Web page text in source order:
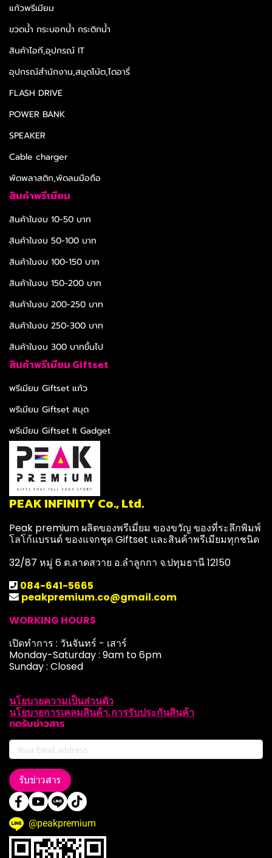
แก้วพรีเมียม
ขวดน้ำ กระบอกน้ำ กระติกน้ำ
สินค้าไอที,อุปกรณ์ IT
อุปกรณ์สำนักงาน,สมุดโน้ต,ไดอารี่
FLASH DRIVE
POWER BANK
SPEAKER
Cable charger
พัดพลาสติก,พัดลมมือถือ
สินค้าพรีเมียม
สินค้าในงบ 10-50 บาท
สินค้าในงบ 50-100 บาท
สินค้าในงบ 100-150 บาท
สินค้าในงบ 150-200 บาท
สินค้าในงบ 200-250 บาท
สินค้าในงบ 250-300 บาท
สินค้าในงบ 300 บาทขึ้นไป
สินค้าพรีเมียม Giftset
พรีเมียม Giftset แก้ว
พรีเมียม Giftset สมุด
พรีเมียม Giftset It Gadget
PEAK INFINITY Co., Ltd.
Peak premium ผลิตของพรีเมี่ยม ของขวัญ ของที่ระลึกพิมพ์
โลโก้แบรนด์ ของแจกชุด Giftset และสินค้าพรีเมียมทุกชนิด
32/87 หมู่ 6 ต.ลาดสวาย อ.ลำลูกกา จ.ปทุมธานี 12150
084-641-5665
peakpremium.co@gmail.com
WORKING HOURS
เปิดทำการ : วันจันทร์ - เสาร์
Monday-Saturday : 9am to 6pm
Sunday : Closed
นโยบายความเป็นส่วนตัว
นโยบายการเคลมสินค้า,การรับประกันสินค้า
กดรับข่าวสาร
รับข่าวสาร
@peakpremium